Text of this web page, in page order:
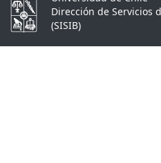
Dirección de Servicios
(SISIB)